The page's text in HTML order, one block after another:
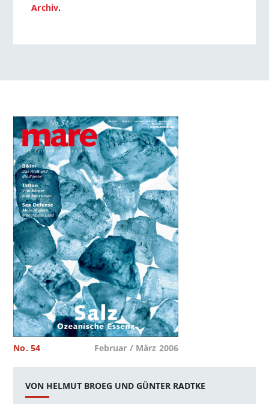
Archiv.
No. 54 Februar / März 2006
VON HELMUT BROEG UND GÜNTER RADTKE